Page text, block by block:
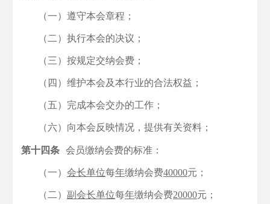
（一）遵守本会章程；
（二）执行本会的决议；
（三）按规定交纳会费；
（四）维护本会及本行业的合法权益；
（五）完成本会交办的工作；
（六）向本会反映情况，提供有关资料；
第十四条 会员缴纳会费的标准：
（一） 会长单位每年缴纳会费40000元；
（二） 副会长单位每年缴纳会费20000元；